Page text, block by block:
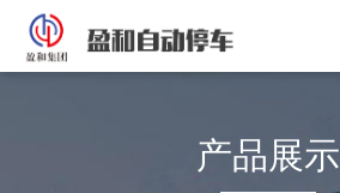
产品展示